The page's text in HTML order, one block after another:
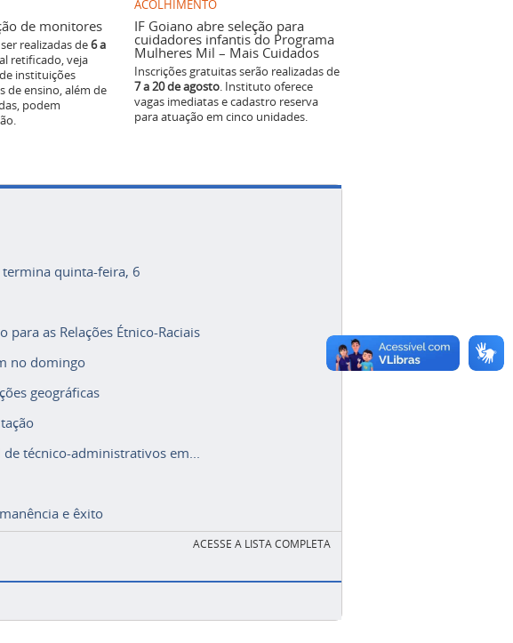
de monitores
realizadas de6 a
retificado, veja
instituições
de ensino, além de
podem
ACOLHIMENTO
IF Goiano abre seleção para
cuidadores infantis do Programa
Mulheres Mil – Mais Cuidados
Inscrições gratuitas serão realizadas de
7 a 20 de agosto. Instituto oferece
vagas imediatas e cadastro reserva
para atuação em cinco unidades.
termina quinta-feira, 6
para as Relações Étnico-Raciais
no domingo
geográficas
técnico-administrativos em...
e êxito
ACESSE A LISTA COMPLETA